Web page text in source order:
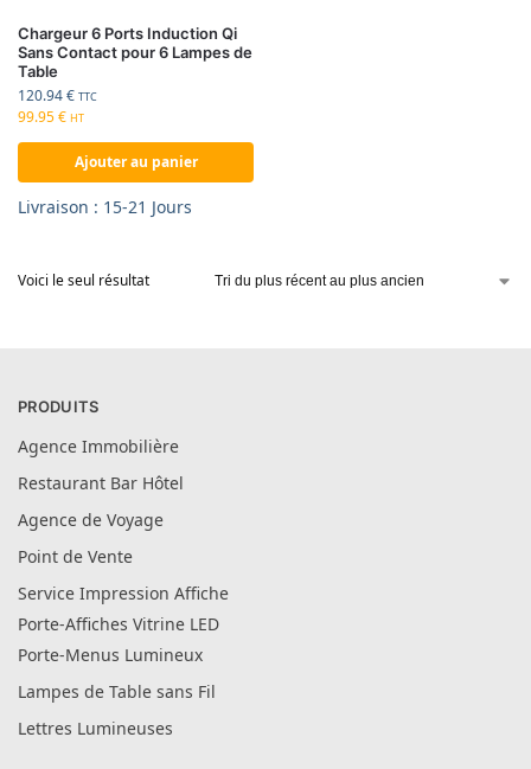
Chargeur 6 Ports Induction Qi
Sans Contact pour 6 Lampes de
Table
120.94€ TTC
99.95€ HT
Ajouter au panier
Livraison : 15-21 Jours
Voici le seul résultat
PRODUITS
Agence Immobilière
Restaurant Bar Hôtel
Agence de Voyage
Point de Vente
Service Impression Affiche
Porte-Affiches Vitrine LED
Porte-Menus Lumineux
Lampes de Table sans Fil
Lettres Lumineuses